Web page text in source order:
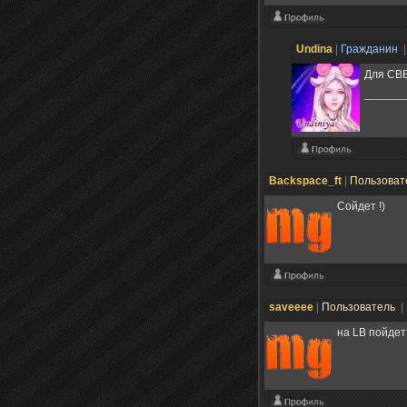
Undina Гражданин
Для
Backspace_ft
Сойдет !)
saveeee Пользователь
на LB